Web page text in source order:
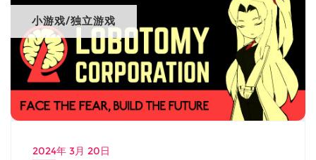
小游戏/独立游戏
2024年 3月 20日